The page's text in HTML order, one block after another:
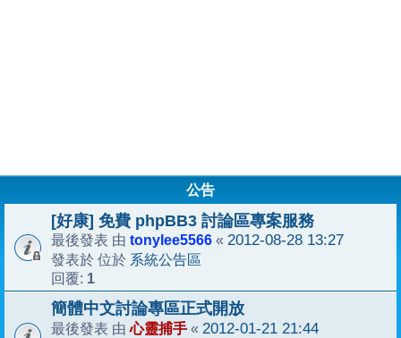
公告
[好康] 免費 phpBB3 討論區專案服務
最後發表 由 tonylee5566 « 2012-08-28 13:27
發表於 位於 系統公告區
回覆: 1
簡體中文討論專區正式開放
最後發表 由心靈捕手 « 2012-01-21 21:44